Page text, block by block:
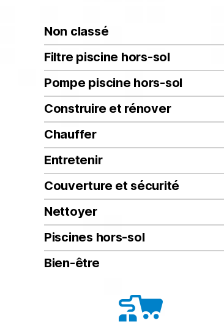
Non classé
Filtre piscine hors-sol
Pompe piscine hors-sol
Construire et rénover
Chauffer
Entretenir
Couverture et sécurité
Nettoyer
Piscines hors-sol
Bien-être